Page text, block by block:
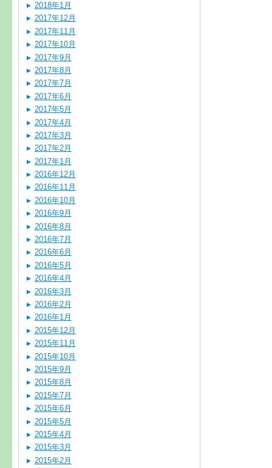
2018年1月
2017年12月
2017年11月
2017年10月
2017年9月
2017年8月
2017年7月
2017年6月
2017年5月
2017年4月
2017年3月
2017年2月
2017年1月
2016年12月
2016年11月
2016年10月
2016年9月
2016年8月
2016年7月
2016年6月
2016年5月
2016年4月
2016年3月
2016年2月
2016年1月
2015年12月
2015年11月
2015年10月
2015年9月
2015年8月
2015年7月
2015年6月
2015年5月
2015年4月
2015年3月
2015年2月